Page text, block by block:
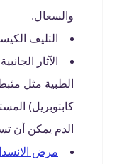
والسعال.
التليف
الآثار
كابتوبريل)
الدم يمكن أن
مرض